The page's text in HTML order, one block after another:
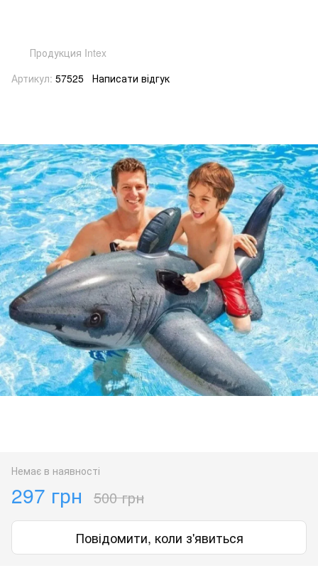
Продукция Intex
Артикул: 57525 Написати відгук
Немає в наявності
297 грн 500 грн
Повідомити, коли з'явиться